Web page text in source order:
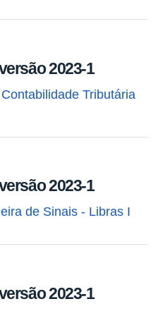
2023-1
Tributária
2023-1
de Sinais - Libras I
2023-1